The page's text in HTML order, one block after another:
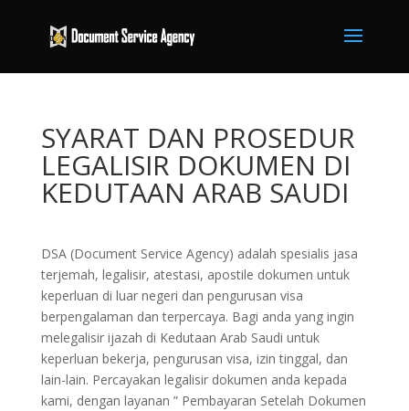
SYARAT DAN PROSEDUR
LEGALISIR DOKUMEN DI
KEDUTAAN ARAB SAUDI
DSA (Document Service Agency) adalah spesialis jasa
terjemah, legalisir, atestasi, apostile dokumen untuk
keperluan di luar negeri dan pengurusan visa
berpengalaman dan terpercaya. Bagi anda yang ingin
melegalisir ijazah di Kedutaan Arab Saudi untuk
keperluan bekerja, pengurusan visa, izin tinggal, dan
lain-lain. Percayakan legalisir dokumen anda kepada
kami, dengan layanan ” Pembayaran Setelah Dokumen